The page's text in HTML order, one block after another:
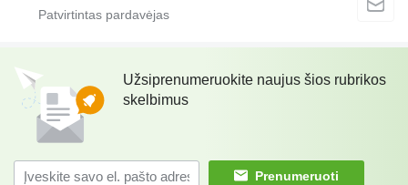
Užsiprenumeruokite naujus šios rubrikos
skelbimus
Prenumeruoti